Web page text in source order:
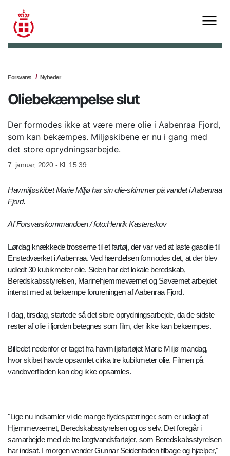
Forsvaret Nyheder
Oliebekæmpelse slut
Der formodes ikke at være mere olie i Aabenraa Fjord,
som kan bekæmpes. Miljøskibene er nu i gang med
det store oprydningsarbejde.
7. januar, 2020 - Kl. 15.39
Havmiljøskibet Marie Miljø har sin olie-skimmer på vandet i Aabenraa
Fjord.
Af Forsvarskommandoen / foto:Henrik Kastenskov
Lørdag knækkede trosserne til et fartøj, der var ved at laste gasolie til
Enstedværket i Aabenraa. Ved hændelsen formodes det, at der blev
udledt 30 kubikmeter olie. Siden har det lokale beredskab,
Beredskabsstyrelsen, Marinehjemmeværnet og Søværnet arbejdet
intenst med at bekæmpe forureningen af Aabenraa Fjord.
I dag, tirsdag, startede så det store oprydningsarbejde, da de sidste
rester af olie i fjorden betegnes som film, der ikke kan bekæmpes.
Billedet nedenfor er taget fra havmiljøfartøjet Marie Miljø mandag,
hvor skibet havde opsamlet cirka tre kubikmeter olie. Filmen på
vandoverfladen kan dog ikke opsamles.
"Lige nu indsamler vi de mange flydespærringer, som er udlagt af
Hjemmeværnet, Beredskabsstyrelsen og os selv. Det foregår i
samarbejde med de tre lægtvandsfartøjer, som Beredskabsstyrelsen
har indsat. I morgen vender Gunnar Seidenfaden tilbage og hjælper,"